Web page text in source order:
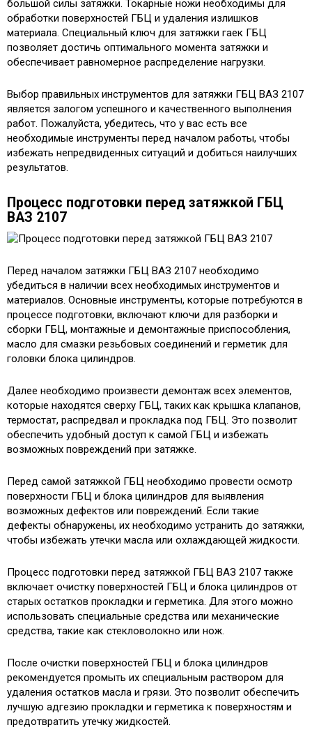
большой силы затяжки. Токарные ножи необходимы для
обработки поверхностей ГБЦ и удаления излишков
материала. Специальный ключ для затяжки гаек ГБЦ
позволяет достичь оптимального момента затяжки и
обеспечивает равномерное распределение нагрузки.
Выбор правильных инструментов для затяжки ГБЦ ВАЗ 2107
является залогом успешного и качественного выполнения
работ. Пожалуйста, убедитесь, что у вас есть все
необходимые инструменты перед началом работы, чтобы
избежать непредвиденных ситуаций и добиться наилучших
результатов.
Процесс подготовки перед затяжкой ГБЦ
ВАЗ 2107
Перед началом затяжки ГБЦ ВАЗ 2107 необходимо
убедиться в наличии всех необходимых инструментов и
материалов. Основные инструменты, которые потребуются в
процессе подготовки, включают ключи для разборки и
сборки ГБЦ, монтажные и демонтажные приспособления,
масло для смазки резьбовых соединений и герметик для
головки блока цилиндров.
Далее необходимо произвести демонтаж всех элементов,
которые находятся сверху ГБЦ, таких как крышка клапанов,
термостат, распредвал и прокладка под ГБЦ. Это позволит
обеспечить удобный доступ к самой ГБЦ и избежать
возможных повреждений при затяжке.
Перед самой затяжкой ГБЦ необходимо провести осмотр
поверхности ГБЦ и блока цилиндров для выявления
возможных дефектов или повреждений. Если такие
дефекты обнаружены, их необходимо устранить до затяжки,
чтобы избежать утечки масла или охлаждающей жидкости.
Процесс подготовки перед затяжкой ГБЦ ВАЗ 2107 также
включает очистку поверхностей ГБЦ и блока цилиндров от
старых остатков прокладки и герметика. Для этого можно
использовать специальные средства или механические
средства, такие как стекловолокно или нож.
После очистки поверхностей ГБЦ и блока цилиндров
рекомендуется промыть их специальным раствором для
удаления остатков масла и грязи. Это позволит обеспечить
лучшую адгезию прокладки и герметика к поверхностям и
предотвратить утечку жидкостей.